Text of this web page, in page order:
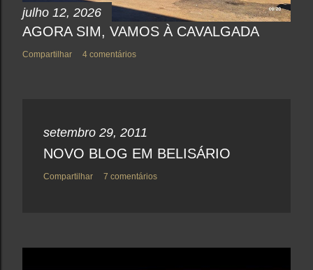
julho 12, 2026
AGORA SIM, VAMOS À CAVALGADA
Compartilhar 4 comentários
setembro 29, 2011
NOVO BLOG EM BELISÁRIO
Compartilhar 7 comentários